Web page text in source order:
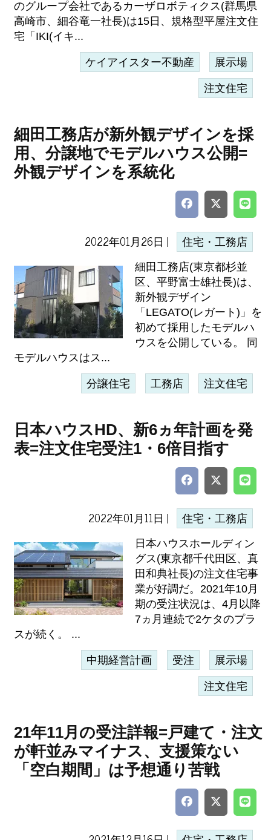
のグループ会社であるカーザロボティクス(群馬県
高崎市、細谷竜一社長)は15日、規格型平屋注文住
宅「IKI(イキ...
ケイアイスター不動産 展示場
注文住宅
細田工務店が新外観デザインを採
用、分譲地でモデルハウス公開=
外観デザインを系統化
2022年01月26日 | 住宅・工務店
細田工務店(東京都杉並
区、平野富士雄社長)は、
新外観デザイン
「LEGATO(レガート)」を
初めて採用したモデルハ
ウスを公開している。 同
モデルハウスはス...
分譲住宅 工務店 注文住宅
日本ハウスHD、新6ヵ年計画を発
表=注文住宅受注1・6倍目指す
2022年01月11日 | 住宅・工務店
日本ハウスホールディン
グス(東京都千代田区、真
田和典社長)の注文住宅事
業が好調だ。2021年10月
期の受注状況は、4月以降
7ヵ月連続で2ケタのプラ
スが続く。 ...
中期経営計画 受注 展示場
注文住宅
21年11月の受注詳報=戸建て・注文
が軒並みマイナス、支援策ない
「空白期間」は予想通り苦戦